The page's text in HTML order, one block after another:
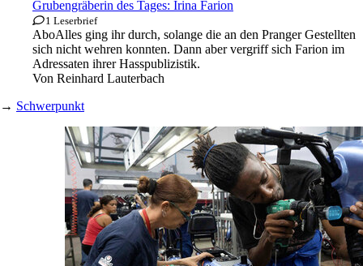
Grubengräberin des Tages: Irina Farion
1 Leserbrief
AboAlles ging ihr durch, solange die an den Pranger Gestellten
sich nicht wehren konnten. Dann aber vergriff sich Farion im
Adressaten ihrer Hasspublizistik.
Von Reinhard Lauterbach
→ Schwerpunkt